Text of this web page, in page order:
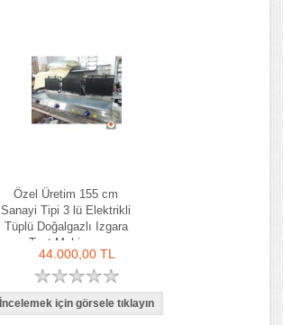
Özel Üretim 155 cm
Sanayi Tipi 3 lü Elektrikli
Tüplü Doğalgazlı Izgara
Tost Makinası
44.000,00 TL